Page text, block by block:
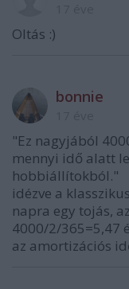
Oltás :)
bonnie
"Ez nagyjából
mennyi idő alatt
hobbiállítokból."
idézve a
napra egy tojás,
4000/2/365=5,47
az amortizációs